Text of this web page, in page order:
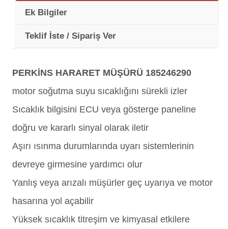
Ek Bilgiler
Teklif İste / Sipariş Ver
PERKİNS HARARET MÜŞÜRÜ 185246290
motor soğutma suyu sıcaklığını sürekli izler
Sıcaklık bilgisini ECU veya gösterge paneline
doğru ve kararlı sinyal olarak iletir
Aşırı ısınma durumlarında uyarı sistemlerinin
devreye girmesine yardımcı olur
Yanlış veya arızalı müşürler geç uyarıya ve motor
hasarına yol açabilir
Yüksek sıcaklık titreşim ve kimyasal etkilere